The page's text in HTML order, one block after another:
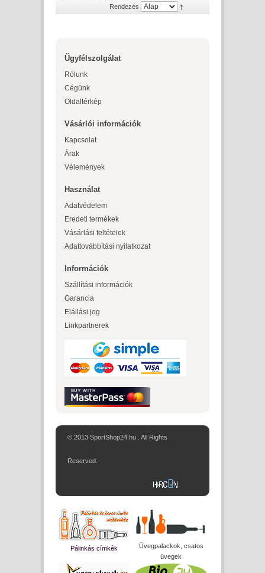
Rendezés
Ügyfélszolgálat
Rólunk
Cégünk
Oldaltérkép
Vásárlói információk
Kapcsolat
Árak
Vélemények
Használat
Adatvédelem
Eredeti termékek
Vásárlási feltételek
Adattovábbítási nyilatkozat
Információk
Szállítási információk
Garancia
Elállási jog
Linkpartnerek
© 2013 SportShop24.hu . All Rights
Reserved.
Pálinkás címkék
Üvegpalackok, csatos
üvegek